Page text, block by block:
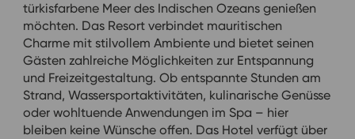
türkisfarbene Meer des Indischen Ozeans genießen
möchten. Das Resort verbindet mauritischen
Charme mit stilvollem Ambiente und bietet seinen
Gästen zahlreiche Möglichkeiten zur Entspannung
und Freizeitgestaltung. Ob entspannte Stunden am
Strand, Wassersportaktivitäten, kulinarische Genüsse
oder wohltuende Anwendungen im Spa – hier
bleiben keine Wünsche offen. Das Hotel verfügt über